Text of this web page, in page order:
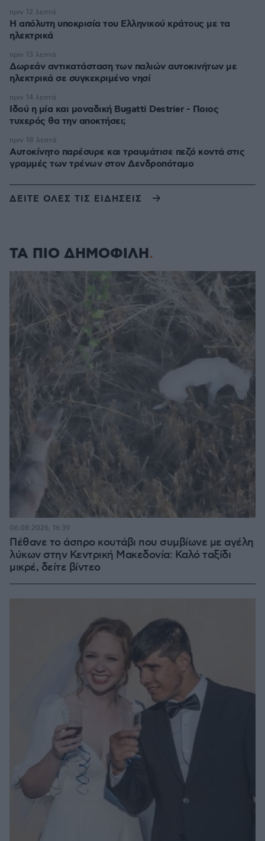
Η απόλυτη υποκρισία του Ελληνικού κράτους με τα
ηλεκτρικά
πριν 12 λεπτά
Δωρεάν αντικατάσταση των παλιών αυτοκινήτων με
ηλεκτρικά σε συγκεκριμένο νησί
πριν 13 λεπτά
Ιδού η μία και μοναδική Bugatti Destrier - Ποιος
τυχερός θα την αποκτήσει;
πριν 14 λεπτά
Αυτοκίνητο παρέσυρε και τραυμάτισε πεζό κοντά στις
γραμμές των τρένων στον Δενδροπόταμο
πριν 18 λεπτά
ΔΕΙΤΕ ΟΛΕΣ ΤΙΣ ΕΙΔΗΣΕΙΣ
ΤΑ ΠΙΟ ΔΗΜΟΦΙΛΗ
Πέθανε το άσπρο κουτάβι που συμβίωνε με αγέλη
λύκων στην Κεντρική Μακεδονία: Καλό ταξίδι
μικρέ, δείτε βίντεο
06.08.2026, 16:39